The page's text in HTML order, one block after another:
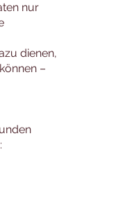
nur
dienen,
–